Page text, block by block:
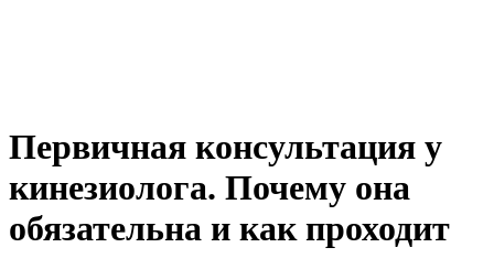
Первичная консультация у
кинезиолога. Почему она
обязательна и как проходит